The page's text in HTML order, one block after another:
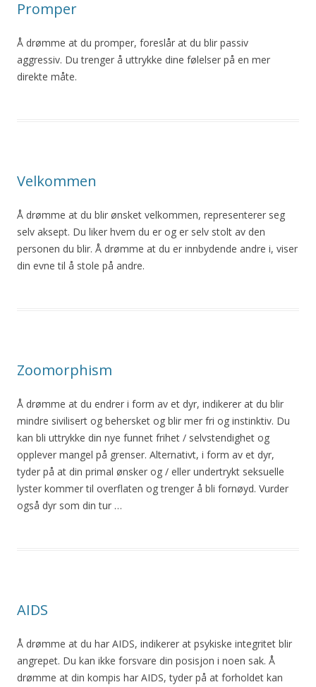
Promper
Å drømme at du promper, foreslår at du blir passiv
aggressiv. Du trenger å uttrykke dine følelser på en mer
direkte måte.
Velkommen
Å drømme at du blir ønsket velkommen, representerer seg
selv aksept. Du liker hvem du er og er selv stolt av den
personen du blir. Å drømme at du er innbydende andre i, viser
din evne til å stole på andre.
Zoomorphism
Å drømme at du endrer i form av et dyr, indikerer at du blir
mindre sivilisert og behersket og blir mer fri og instinktiv. Du
kan bli uttrykke din nye funnet frihet / selvstendighet og
opplever mangel på grenser. Alternativt, i form av et dyr,
tyder på at din primal ønsker og / eller undertrykt seksuelle
lyster kommer til overflaten og trenger å bli fornøyd. Vurder
også dyr som din tur …
AIDS
Å drømme at du har AIDS, indikerer at psykiske integritet blir
angrepet. Du kan ikke forsvare din posisjon i noen sak. Å
drømme at din kompis har AIDS, tyder på at forholdet kan